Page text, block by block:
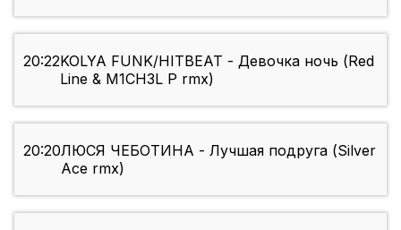
20:22KOLYA FUNK/HITBEAT - Девочка ночь (Red
Line & M1CH3L P rmx)
20:20ЛЮСЯ ЧЕБОТИНА - Лучшая подруга (Silver
Ace rmx)